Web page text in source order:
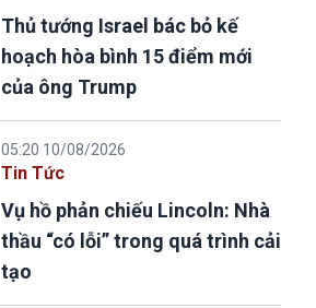
Thủ tướng Israel bác bỏ kế
hoạch hòa bình 15 điểm mới
của ông Trump
05:20 10/08/2026
Tin Tức
Vụ hồ phản chiếu Lincoln: Nhà
thầu “có lỗi” trong quá trình cải
tạo